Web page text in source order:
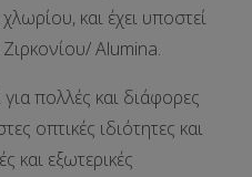
και έχει υποστεί
Ζιρκονίου/ Αlumina.
πολλές και διάφορες
οπτικές ιδιότητες και
και εξωτερικές